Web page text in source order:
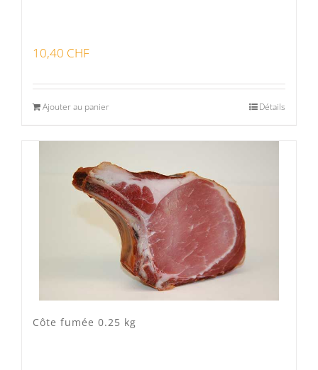
Préparations viandes(0)
Produits séchoir(1)
Spécialité vaudoises (0)
10,40 CHF
Ajouter au panier Détails
Côte fumée 0.25 kg